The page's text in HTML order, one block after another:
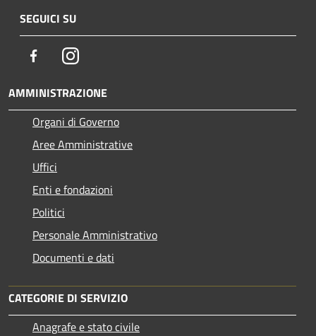
SEGUICI SU
FacebookInstagram
AMMINISTRAZIONE
Organi di Governo
Aree Amministrative
Uffici
Enti e fondazioni
Politici
Personale Amministrativo
Documenti e dati
CATEGORIE DI SERVIZIO
Anagrafe e stato civile